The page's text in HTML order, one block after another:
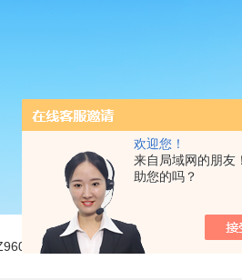
欢迎您！
来自局域网的朋友
助您的吗？
64C DN50Z960Y 高温高压电站闸阀